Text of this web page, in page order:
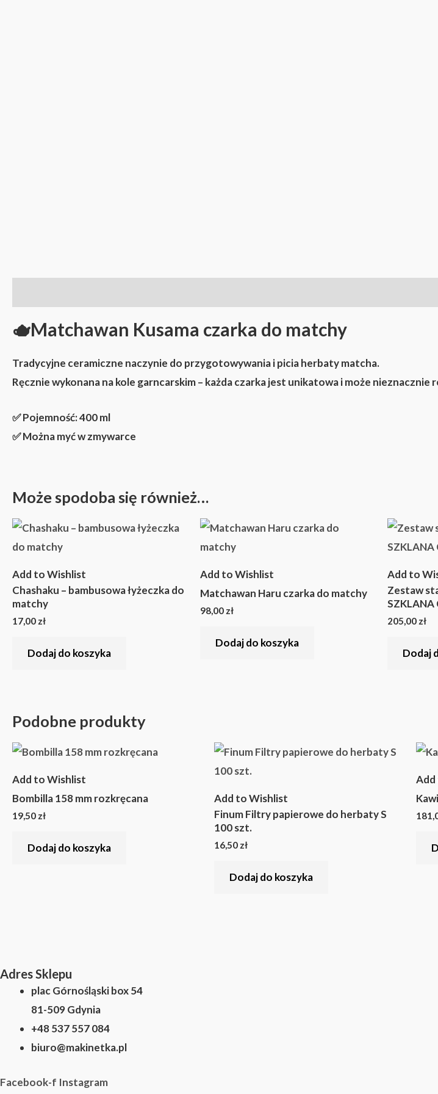
🫖Matchawan Kusama czarka do matchy
Tradycyjne ceramiczne naczynie do przygotowywania i picia herbaty matcha.
Ręcznie wykonana na kole garncarskim – każda czarka jest unikatowa i może
✅Pojemność:400 ml
✅Można myć w zmywarce
Może spodoba się również…
Add to Wishlist
Chashaku – bambusowa łyżeczka do
matchy
17,00 zł
Dodaj do koszyka
Add to Wishlist
Matchawan Haru czarka do matchy
98,00 zł
Dodaj do koszyka
Add to
Zestaw
SZKLANA
205,00 zł
Dodaj
Podobne produkty
Add to Wishlist
Bombilla 158 mm rozkręcana
19,50 zł
Dodaj do koszyka
Add to Wishlist
Finum Filtry papierowe do herbaty S
100 szt.
16,50 zł
Dodaj do koszyka
Adres Sklepu
plac Górnośląski box 54
81-509 Gdynia
+48 537 557 084
biuro@makinetka.pl
Facebook-f Instagram